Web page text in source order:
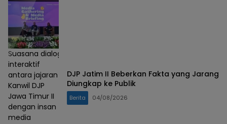
Suasana dialog
interaktif
antara jajaran
Kanwil DJP
Jawa Timur II
dengan insan
media
DJP Jatim II Beberkan Fakta yang Jarang
Diungkap ke Publik
Berita 04/08/2026